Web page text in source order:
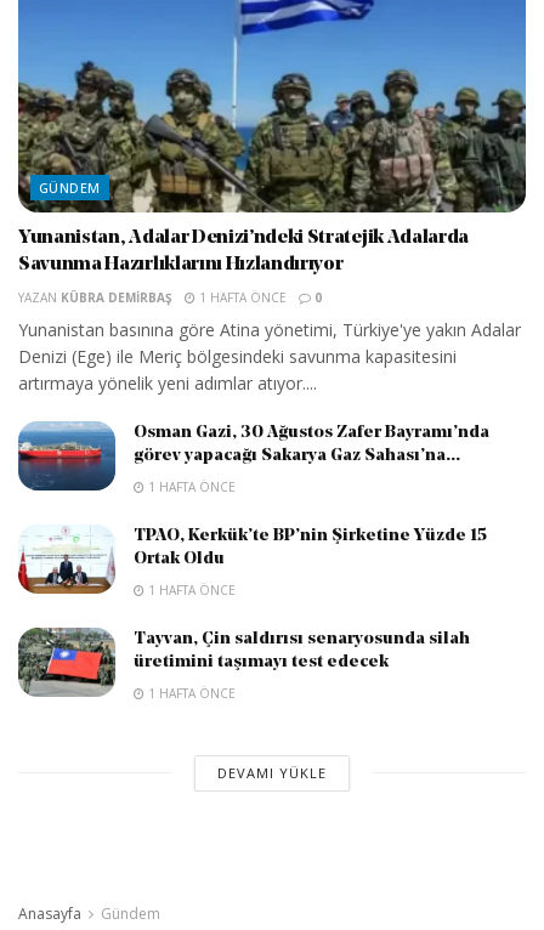
GÜNDEM
Yunanistan, Adalar Denizi’ndeki Stratejik Adalarda
Savunma Hazırlıklarını Hızlandırıyor
YAZAN KÜBRA DEMIRBAŞ 1 HAFTA ÖNCE 0
Yunanistan basınına göre Atina yönetimi, Türkiye'ye yakın Adalar
Denizi (Ege) ile Meriç bölgesindeki savunma kapasitesini
artırmaya yönelik yeni adımlar atıyor....
Osman Gazi, 30 Ağustos Zafer Bayramı’nda
görev yapacağı Sakarya Gaz Sahası’na...
1 HAFTA ÖNCE
TPAO, Kerkük’te BP’nin Şirketine Yüzde 15
Ortak Oldu
1 HAFTA ÖNCE
Tayvan, Çin saldırısı senaryosunda silah
üretimini taşımayı test edecek
1 HAFTA ÖNCE
DEVAMI YÜKLE
Anasayfa Gündem